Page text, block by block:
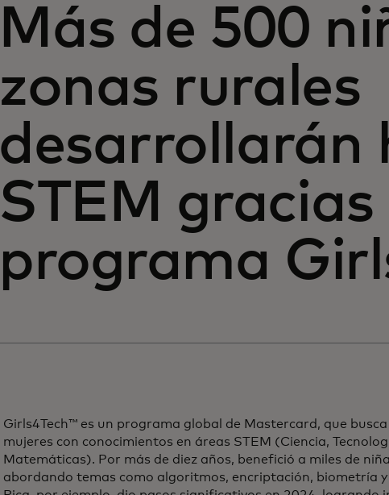
Más de 500
zonas rurales
desarrollarán
STEM gracias
programa
Girls4Tech™ es un programa global de Mastercard, que
mujeres con conocimientos en áreas STEM (Ciencia,
Matemáticas). Por más de diez años, benefició a miles de
abordando temas como algoritmos, encriptación, biometría